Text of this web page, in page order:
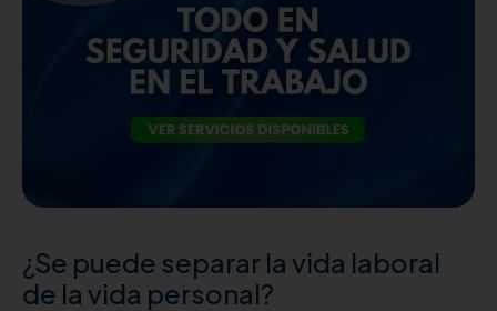
¿Se puede separar la vida laboral
de la vida personal?